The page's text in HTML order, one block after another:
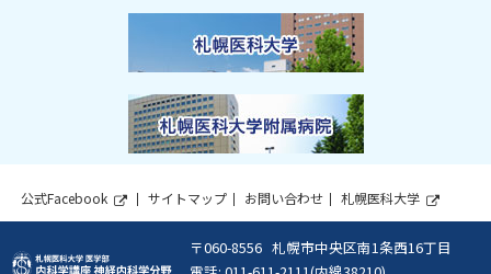
文
へ
関
連
情
公式Facebook
イ
サイトマップ お問い合わせ
札幌医科大学
サ
イ
札
郵
060-8556 札幌市中央区南1条西16丁目